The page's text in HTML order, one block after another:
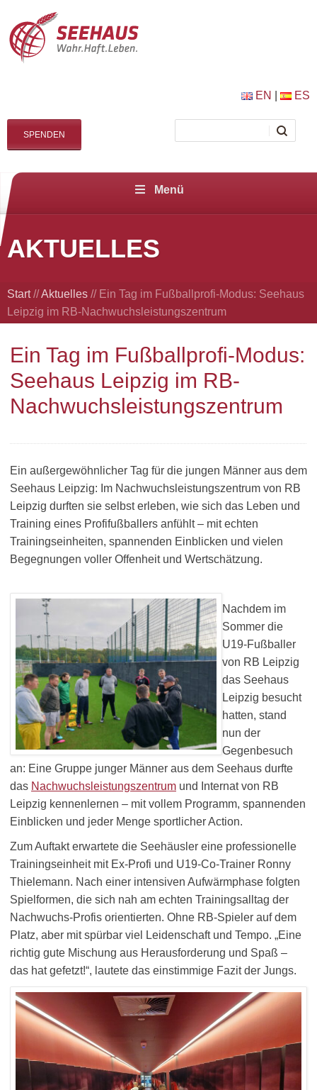
EN ES
SPENDEN
Menü
AKTUELLES
Start//Aktuelles // Ein Tag im Fußballprofi-Modus: Seehaus
Leipzig im RB-Nachwuchsleistungszentrum
Ein Tag im Fußballprofi-Modus:
Seehaus Leipzig im RB-
Nachwuchsleistungszentrum
Ein außergewöhnlicher Tag für die jungen Männer aus dem
Seehaus Leipzig: Im Nachwuchsleistungszentrum von RB
Leipzig durften sie selbst erleben, wie sich das Leben und
Training eines Profifußballers anfühlt – mit echten
Trainingseinheiten, spannenden Einblicken und vielen
Begegnungen voller Offenheit und Wertschätzung.
Nachdem im
Sommer die
U19-Fußballer
von RB Leipzig
das Seehaus
Leipzig besucht
hatten, stand
nun der
Gegenbesuch
an: Eine Gruppe junger Männer aus dem Seehaus durfte
das Nachwuchsleistungszentrum und Internat von RB
Leipzig kennenlernen – mit vollem Programm, spannenden
Einblicken und jeder Menge sportlicher Action.
Zum Auftakt erwartete die Seehäusler eine professionelle
Trainingseinheit mit Ex-Profi und U19-Co-Trainer Ronny
Thielemann. Nach einer intensiven Aufwärmphase folgten
Spielformen, die sich nah am echten Trainingsalltag der
Nachwuchs-Profis orientierten. Ohne RB-Spieler auf dem
Platz, aber mit spürbar viel Leidenschaft und Tempo. „Eine
richtig gute Mischung aus Herausforderung und Spaß –
das hat gefetzt!“, lautete das einstimmige Fazit der Jungs.